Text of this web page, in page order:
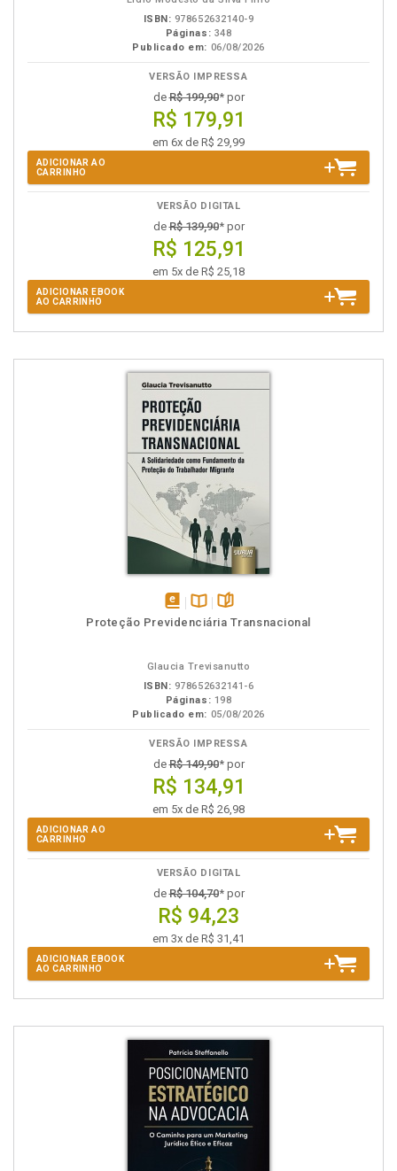
ISBN: 978652632140-9
Páginas: 348
Publicado em: 06/08/2026
VERSÃO IMPRESSA
deR$ 199,90* por
R$ 179,91
em 6x de R$ 29,99
ADICIONAR AO
CARRINHO
VERSÃO DIGITAL
deR$ 139,90* por
R$ 125,91
em 5x de R$ 25,18
ADICIONAR EBOOK
AO CARRINHO
disponívelDisponível
páginas
Proteção Previdenciária Transnacional
Glaucia Trevisanutto
ISBN: 978652632141-6
Páginas: 198
Publicado em: 05/08/2026
VERSÃO IMPRESSA
deR$ 149,90* por
R$ 134,91
em 5x de R$ 26,98
ADICIONAR AO
CARRINHO
VERSÃO DIGITAL
deR$ 104,70* por
R$ 94,23
em 3x de R$ 31,41
ADICIONAR EBOOK
AO CARRINHO